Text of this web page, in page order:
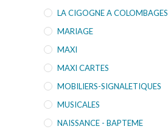
LA CIGOGNE A COLOMBAGES
MARIAGE
MAXI
MAXI CARTES
MOBILIERS-SIGNALETIQUES
MUSICALES
NAISSANCE - BAPTEME